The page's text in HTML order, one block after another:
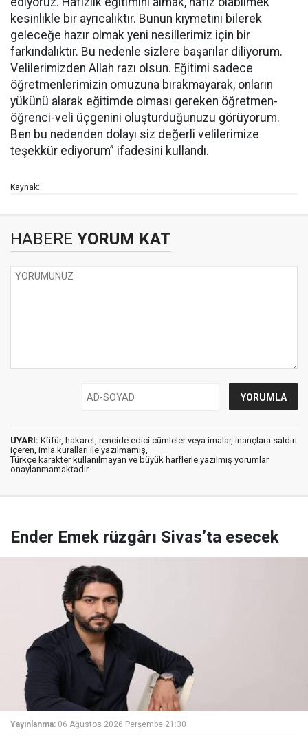
kesinlikle bir ayrıcalıktır. Bunun kıymetini bilerek
geleceğe hazır olmak yeni nesillerimiz için bir
farkındalıktır. Bu nedenle sizlere başarılar diliyorum.
Velilerimizden Allah razı olsun. Eğitimi sadece
öğretmenlerimizin omuzuna bırakmayarak, onların
yükünü alarak eğitimde olması gereken öğretmen-
öğrenci-veli üçgenini oluşturduğunuzu görüyorum.
Ben bu nedenden dolayı siz değerli velilerimize
teşekkür ediyorum” ifadesini kullandı.
Kaynak:
HABERE YORUM KAT
UYARI: Küfür, hakaret, rencide edici cümleler veya imalar, inançlara saldırı
içeren, imla kuralları ile yazılmamış,
Türkçe karakter kullanılmayan ve büyük harflerle yazılmış yorumlar
onaylanmamaktadır.
Ender Emek rüzgârı Sivas’ta esecek
Yayınlanma: 06 Ağustos 2026 Perşembe 21:30